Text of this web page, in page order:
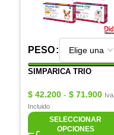
PESO
SIMPARICA TRIO
$ 42.200 - $ 71.900 Iva
Incluido
SELECCIONAR
OPCIONES